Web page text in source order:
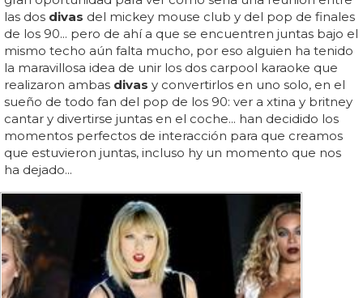
las dos divas del mickey mouse club y del pop de finales
de los 90... pero de ahí a que se encuentren juntas bajo el
mismo techo aún falta mucho, por eso alguien ha tenido
la maravillosa idea de unir los dos carpool karaoke que
realizaron ambas divas y convertirlos en uno solo, en el
sueño de todo fan del pop de los 90: ver a xtina y britney
cantar y divertirse juntas en el coche... han decidido los
momentos perfectos de interacción para que creamos
que estuvieron juntas, incluso hy un momento que nos
ha dejado...